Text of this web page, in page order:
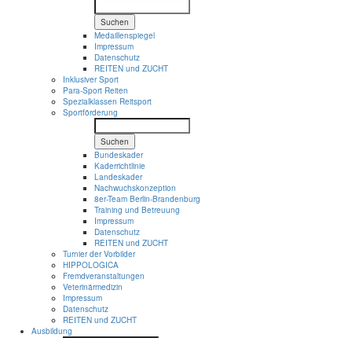
Suchen
Medaillenspiegel
Impressum
Datenschutz
REITEN und ZUCHT
Inklusiver Sport
Para-Sport Reiten
Spezialklassen Reitsport
Sportförderung
Suchen
Bundeskader
Kaderrichtlinie
Landeskader
Nachwuchskonzeption
8er-Team Berlin-Brandenburg
Training und Betreuung
Impressum
Datenschutz
REITEN und ZUCHT
Turnier der Vorbilder
HIPPOLOGICA
Fremdveranstaltungen
Veterinärmedizin
Impressum
Datenschutz
REITEN und ZUCHT
Ausbildung